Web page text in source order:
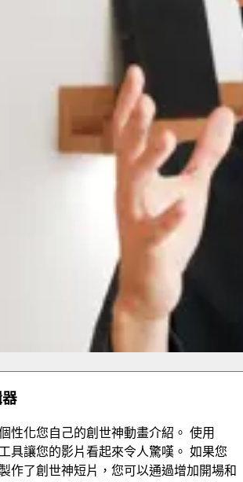
性化您自己的創世神動畫介紹。 使用
具讓您的影片看起來令人驚嘆。 如果您
作了創世神短片，您可以通過增加開場和